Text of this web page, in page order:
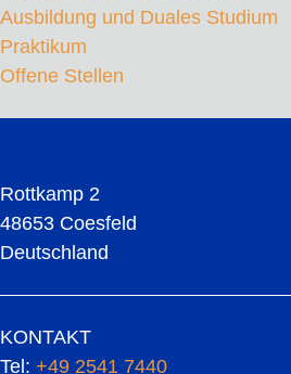
Ausbildung und Duales Studium
Praktikum
Offene Stellen
Rottkamp 2
48653 Coesfeld
Deutschland
KONTAKT
Tel: +49 2541 7440